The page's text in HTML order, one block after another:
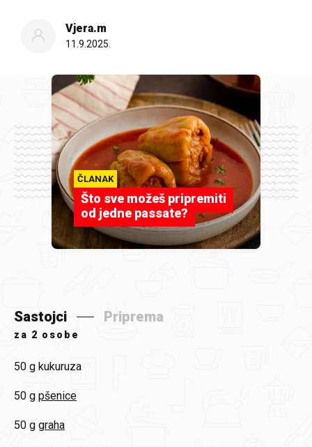
Vjera.m
11.9.2025.
ČLANAK
Što sve možeš pripremiti
od jedne passate?
Sastojci Priprema
za 2 osobe
50 g kukuruza
50 g pšenice
50 g graha